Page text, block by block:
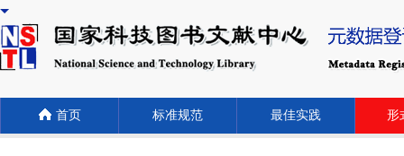
首页 标准规范 最佳实践 形